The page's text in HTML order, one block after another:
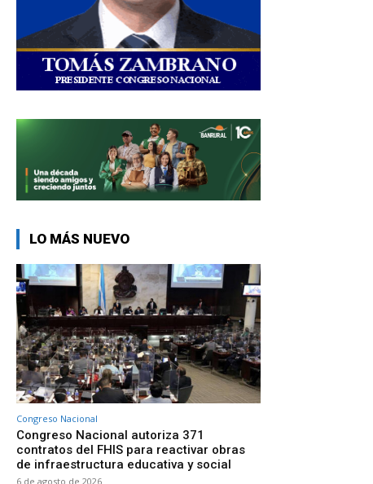
LO MÁS NUEVO
Congreso Nacional
Congreso Nacional autoriza 371
contratos del FHIS para reactivar obras
de infraestructura educativa y social
6 de agosto de 2026